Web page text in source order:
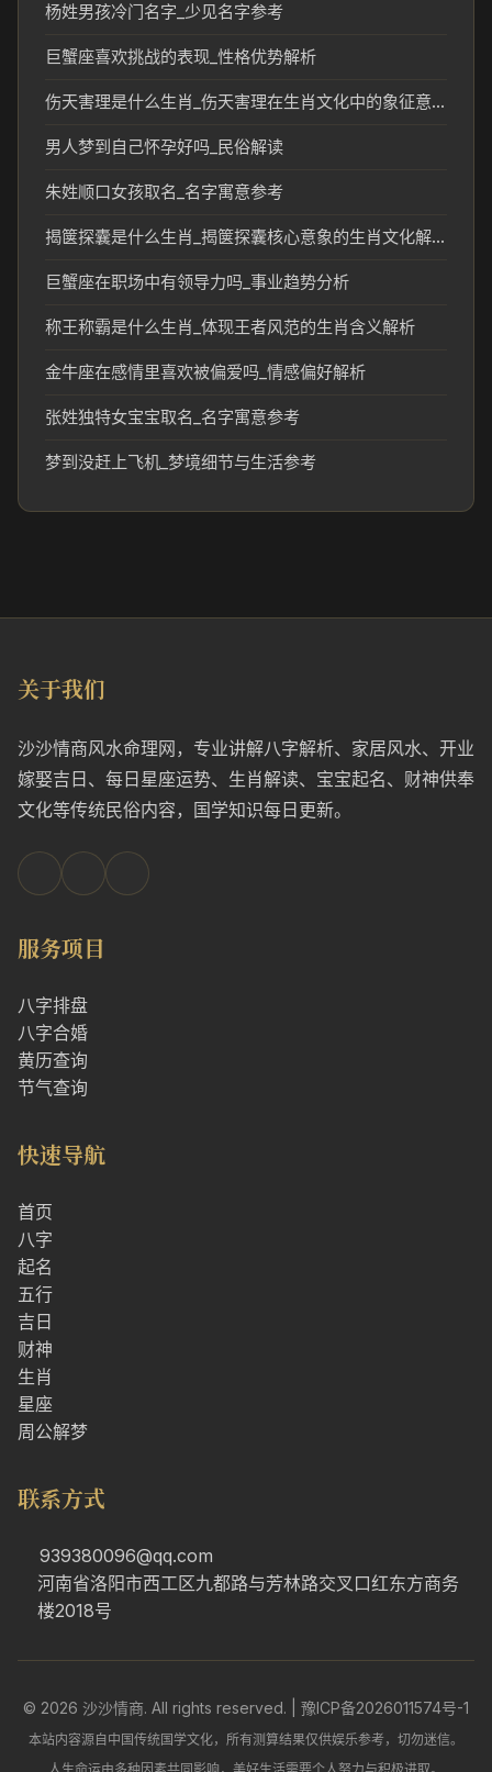
杨姓男孩冷门名字_少见名字参考
巨蟹座喜欢挑战的表现_性格优势解析
伤天害理是什么生肖_伤天害理在生肖文化中的象征意义
男人梦到自己怀孕好吗_民俗解读
朱姓顺口女孩取名_名字寓意参考
揭箧探囊是什么生肖_揭箧探囊核心意象的生肖文化解读
巨蟹座在职场中有领导力吗_事业趋势分析
称王称霸是什么生肖_体现王者风范的生肖含义解析
金牛座在感情里喜欢被偏爱吗_情感偏好解析
张姓独特女宝宝取名_名字寓意参考
梦到没赶上飞机_梦境细节与生活参考
关于我们
沙沙情商风水命理网，专业讲解八字解析、家居风水、开业
嫁娶吉日、每日星座运势、生肖解读、宝宝起名、财神供奉
文化等传统民俗内容，国学知识每日更新。
服务项目
八字排盘
八字合婚
黄历查询
节气查询
快速导航
首页
八字
起名
五行
吉日
财神
生肖
星座
周公解梦
联系方式
939380096@qq.com
河南省洛阳市西工区九都路与芳林路交叉口红东方商务
楼2018号
© 2026 沙沙情商. All rights reserved. | 豫ICP备2026011574号-1
本站内容源自中国传统国学文化，所有测算结果仅供娱乐参考，切勿迷信。